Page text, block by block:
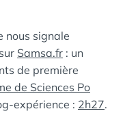
nous signale
Samsa.fr : un
de première
de Sciences Po
expérience : 2h27.